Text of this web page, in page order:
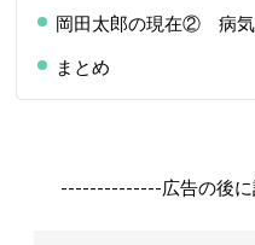
岡田太郎の現在② 病気
まとめ
--------------広告の後